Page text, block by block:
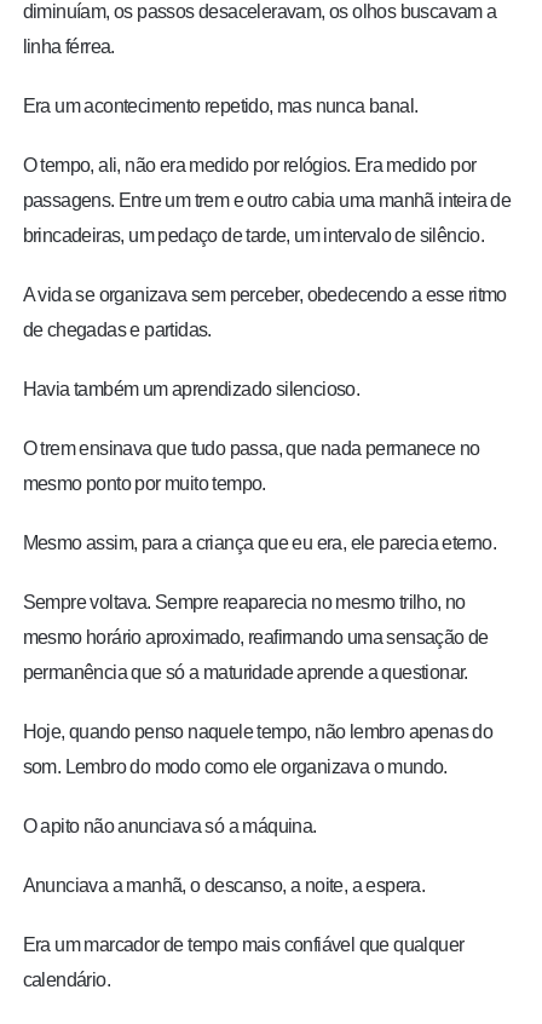
diminuíam, os passos desaceleravam, os olhos buscavam a
linha férrea.
Era um acontecimento repetido, mas nunca banal.
O tempo, ali, não era medido por relógios. Era medido por
passagens. Entre um trem e outro cabia uma manhã inteira de
brincadeiras, um pedaço de tarde, um intervalo de silêncio.
A vida se organizava sem perceber, obedecendo a esse ritmo
de chegadas e partidas.
Havia também um aprendizado silencioso.
O trem ensinava que tudo passa, que nada permanece no
mesmo ponto por muito tempo.
Mesmo assim, para a criança que eu era, ele parecia eterno.
Sempre voltava. Sempre reaparecia no mesmo trilho, no
mesmo horário aproximado, reafirmando uma sensação de
permanência que só a maturidade aprende a questionar.
Hoje, quando penso naquele tempo, não lembro apenas do
som. Lembro do modo como ele organizava o mundo.
O apito não anunciava só a máquina.
Anunciava a manhã, o descanso, a noite, a espera.
Era um marcador de tempo mais confiável que qualquer
calendário.